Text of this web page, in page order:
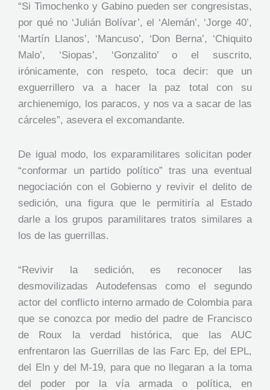
“Si Timochenko y Gabino pueden ser congresistas,
por qué no ‘Julián Bolívar’, el ‘Alemán’, ‘Jorge 40’,
‘Martín Llanos’, ‘Mancuso’, ‘Don Berna’, ‘Chiquito
Malo’, ‘Siopas’, ‘Gonzalito’ o el suscrito,
irónicamente, con respeto, toca decir: que un
exguerrillero va a hacer la paz total con su
archienemigo, los paracos, y nos va a sacar de las
cárceles”, asevera el excomandante.
De igual modo, los exparamilitares solicitan poder
“conformar un partido político” tras una eventual
negociación con el Gobierno y revivir el delito de
sedición, una figura que le permitiría al Estado
darle a los grupos paramilitares tratos similares a
los de las guerrillas.
“Revivir la sedición, es reconocer las
desmovilizadas Autodefensas como el segundo
actor del conflicto interno armado de Colombia para
que se conozca por medio del padre de Francisco
de Roux la verdad histórica, que las AUC
enfrentaron las Guerrillas de las Farc Ep, del EPL,
del Eln y del M-19, para que no llegaran a la toma
del poder por la vía armada o política, en